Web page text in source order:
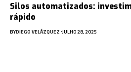
Silos automatizados:
rápido
BYDIEGO VELÁZQUEZ JULHO 28, 2025